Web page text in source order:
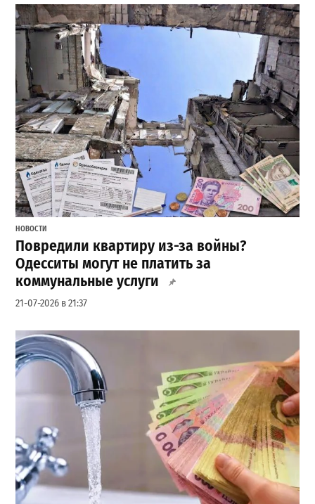
НОВОСТИ
Повредили квартиру из-за войны?
Одесситы могут не платить за
коммунальные услуги
21-07-2026 в 21:37